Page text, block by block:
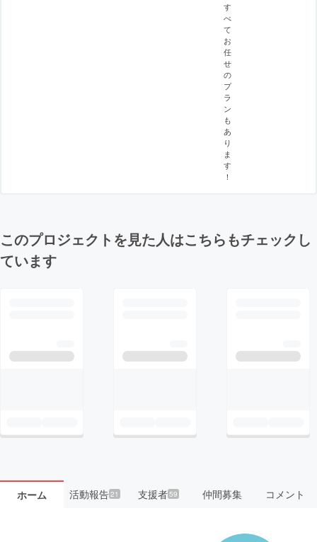
す
べ
て
お
任
せ
の
プ
ラ
ン
も
あ
り
ま
す
！
このプロジェクトを見た人はこちらもチェックし
ています
ホーム 活動報告21 支援者59 仲間募集 コメント